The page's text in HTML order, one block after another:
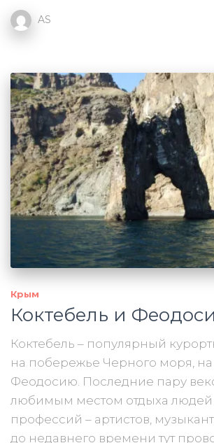
AS
Крым
Коктебель и
Коктебель – популярный
на побережье Черного моря, на
Феодосию. Последние пару
любимым местом отдыха людей
профессий – артистов,
до недавнего времени тут